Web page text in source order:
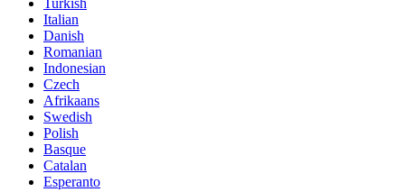
Turkish
Italian
Danish
Romanian
Indonesian
Czech
Afrikaans
Swedish
Polish
Basque
Catalan
Esperanto